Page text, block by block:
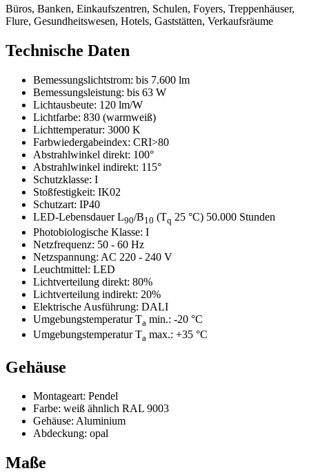
Büros, Banken, Einkaufszentren, Schulen, Foyers, Treppenhäuser,
Flure, Gesundheitswesen, Hotels, Gaststätten, Verkaufsräume
Technische Daten
Bemessungslichtstrom: bis 7.600 lm
Bemessungsleistung: bis 63 W
Lichtausbeute: 120 lm/W
Lichtfarbe: 830 (warmweiß)
Lichttemperatur: 3000 K
Farbwiedergabeindex: CRI>80
Abstrahlwinkel direkt: 100°
Abstrahlwinkel indirekt: 115°
Schutzklasse: I
Stoßfestigkeit: IK02
Schutzart: IP40
LED-Lebensdauer L90/B10 (Tq 25 °C) 50.000 Stunden
Photobiologische Klasse: I
Netzfrequenz: 50 - 60 Hz
Netzspannung: AC 220 - 240 V
Leuchtmittel: LED
Lichtverteilung direkt: 80%
Lichtverteilung indirekt: 20%
Elektrische Ausführung: DALI
Umgebungstemperatur Ta min.: -20 °C
Umgebungstemperatur Ta max.: +35 °C
Gehäuse
Montageart: Pendel
Farbe: weiß ähnlich RAL 9003
Gehäuse: Aluminium
Abdeckung: opal
Maße